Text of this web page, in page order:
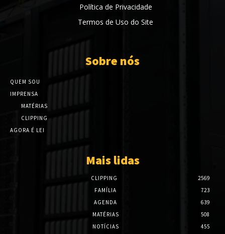
Política de Privacidade
Termos de Uso do Site
Sobre nós
QUEM SOU
IMPRENSA
MATÉRIAS
CLIPPING
AGORA É LEI
Mais lidas
CLIPPING
2569
FAMÍLIA
723
AGENDA
639
MATÉRIAS
508
NOTÍCIAS
455